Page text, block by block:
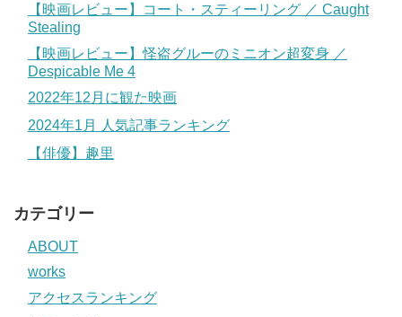
【映画レビュー】コート・スティーリング ／ Caught
Stealing
【映画レビュー】怪盗グルーのミニオン超変身 ／
Despicable Me 4
2022年12月に観た映画
2024年1月 人気記事ランキング
【俳優】趣里
カテゴリー
ABOUT
works
アクセスランキング